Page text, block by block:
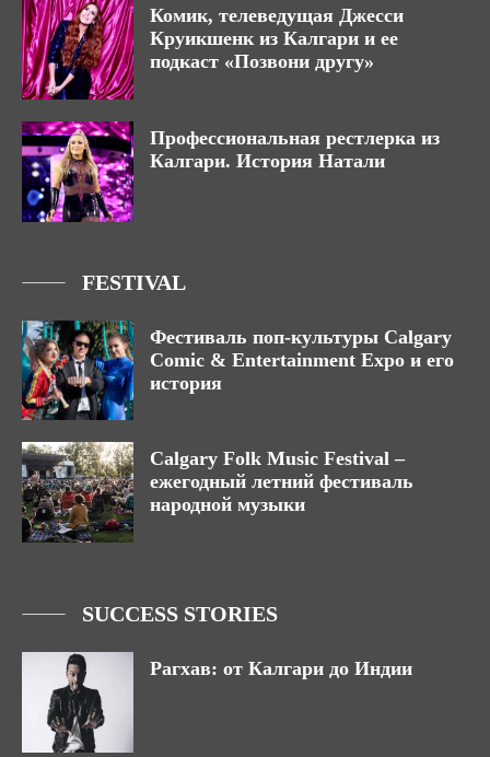
Комик, телеведущая Джесси
Круикшенк из Калгари и ее
подкаст «Позвони другу»
Профессиональная рестлерка из
Калгари. История Натали
FESTIVAL
Фестиваль поп-культуры Calgary
Comic & Entertainment Expo и его
история
Calgary Folk Music Festival –
ежегодный летний фестиваль
народной музыки
SUCCESS STORIES
Рагхав: от Калгари до Индии